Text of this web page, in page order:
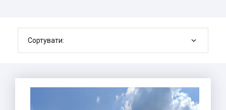
Сортувати: